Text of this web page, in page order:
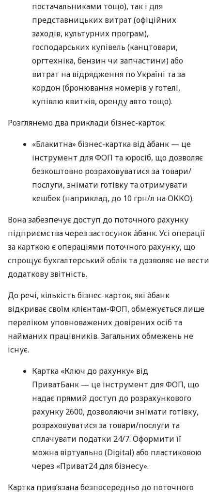
постачальниками тощо), так і для
представницьких витрат (офіційних
заходів, культурних програм),
господарських купівель (канцтовари,
оргтехніка, бензин чи запчастини) або
витрат на відрядження по Україні та за
кордон (бронювання номерів у готелі,
купівлю квитків, оренду авто тощо).
Розглянемо два приклади бізнес-карток:
«Блакитна» бізнес-картка від àбанк — це
інструмент для ФОП та юросіб, що дозволяє
безкоштовно розраховуватися за товари/
послуги, знімати готівку та отримувати
кешбек (наприклад, до 10 грн/л на ОККО).
Вона забезпечує доступ до поточного рахунку
підприємства через застосунок àбанк. Усі операції
за карткою є операціями поточного рахунку, що
спрощує бухгалтерський облік та дозволяє не вести
додаткову звітність.
До речі, кількість бізнес-карток, які àбанк
відкриває своїм клієнтам-ФОП, обмежується лише
переліком уповноважених довірених осіб та
найманих працівників. Загальних обмежень не
існує.
Картка «Ключ до рахунку» від
ПриватБанк — це інструмент для ФОП, що
надає прямий доступ до розрахункового
рахунку 2600, дозволяючи знімати готівку,
розраховуватися за товари/послуги та
сплачувати податки 24/7. Оформити її
можна віртуально (Digital) або пластиковою
через «Приват24 для бізнесу».
Картка прив’язана безпосередньо до поточного